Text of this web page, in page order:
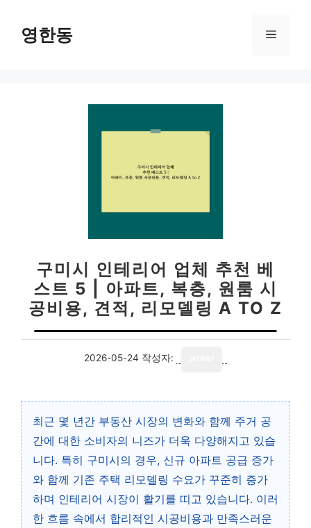
영한동 메
구미시 인테리어 업체 추천 베
스트 5 | 아파트, 복층, 원룸 시
공비용, 견적, 리모델링 A TO Z
2026-05-24 작성자:
최근 몇 년간 부동산 시장의 변화와 함께 주거 공
간에 대한 소비자의 니즈가 더욱 다양해지고 있습
니다. 특히 구미시의 경우, 신규 아파트 공급 증가
와 함께 기존 주택 리모델링 수요가 꾸준히 증가
하며 인테리어 시장이 활기를 띠고 있습니다. 이러
한 흐름 속에서 합리적인 시공비용과 만족스러운